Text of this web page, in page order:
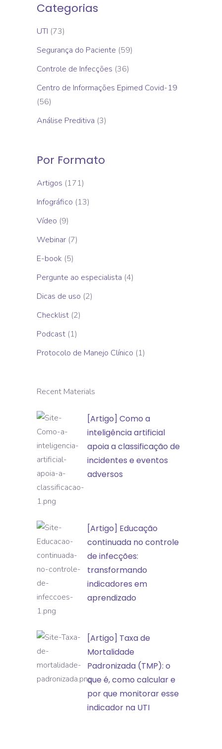
Categorias
UTI (73)
Segurança do Paciente (59)
Controle de Infecções (36)
Centro de Informações Epimed Covid-19
(56)
Análise Preditiva (3)
Por Formato
Artigos (171)
Infográfico (13)
Vídeo (9)
Webinar (7)
E-book (5)
Pergunte ao especialista (4)
Dicas de uso (2)
Checklist (2)
Podcast (1)
Protocolo de Manejo Clínico (1)
Recent Materials
[Artigo]
Como
a
inteligência
artificial
apoia
a
de
incidentes
e
eventos
adversos
[Artigo] Como a
inteligência artificial
apoia a classificação de
incidentes e eventos
adversos
[Artigo]
Educação
continuada
no
controle
de
infecções:
indicadores
em
aprendizado
[Artigo] Educação
continuada no controle
de infecções:
transformando
indicadores em
aprendizado
[Artigo]
Taxa
de
Mortalidade
[Artigo] Taxa de
Mortalidade
Padronizada (TMP): o
que é, como calcular e
por que monitorar esse
indicador na UTI